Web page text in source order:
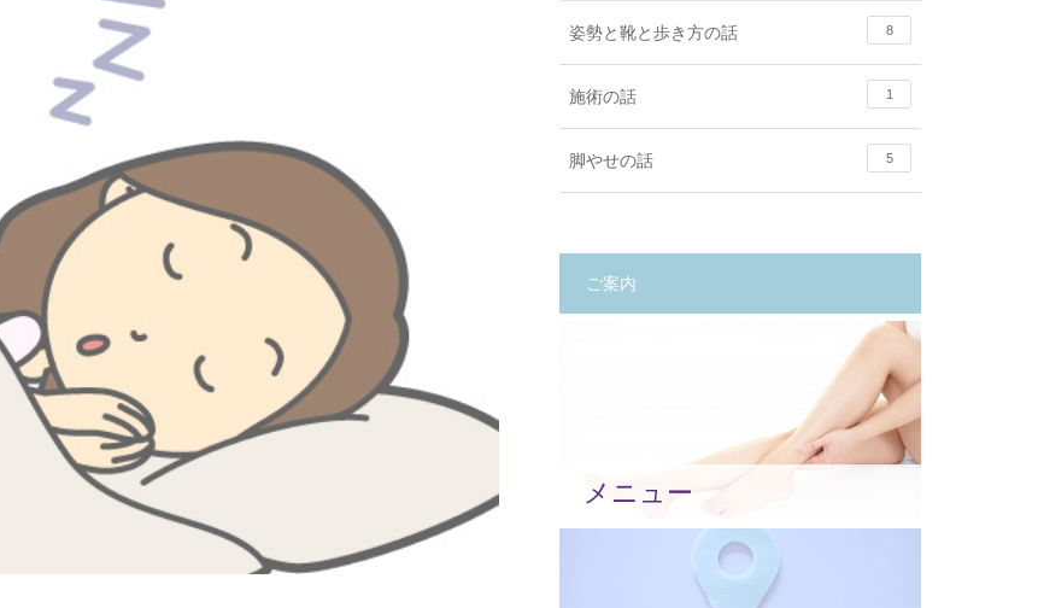
姿勢と靴と歩き方の話 8
施術の話 1
脚やせの話 5
ご案内
メニュー